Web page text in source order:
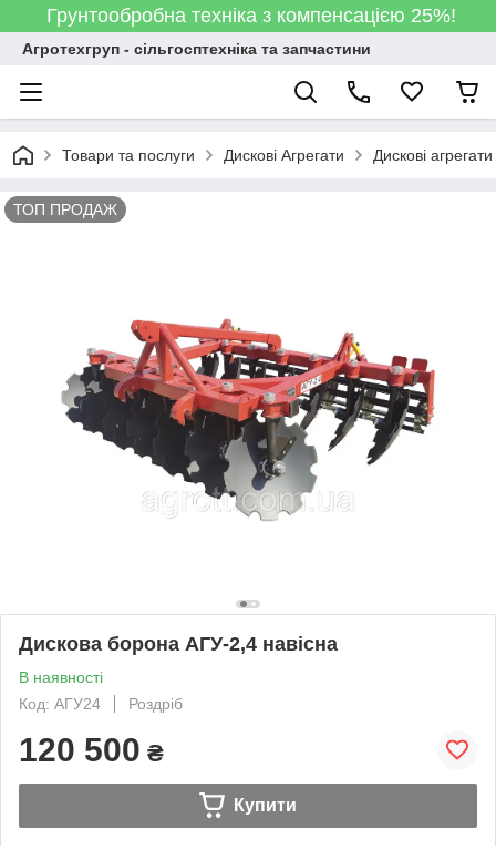
Грунтообробна техніка з компенсацією 25%!
Агротехгруп - сільгосптехніка та запчастини
Товари та послуги Дискові Агрегати Дискові
ТОП ПРОДАЖ
Дискова борона АГУ-2,4 навісна
В наявності
Код: АГУ24
Роздріб
120 500 ₴
Купити